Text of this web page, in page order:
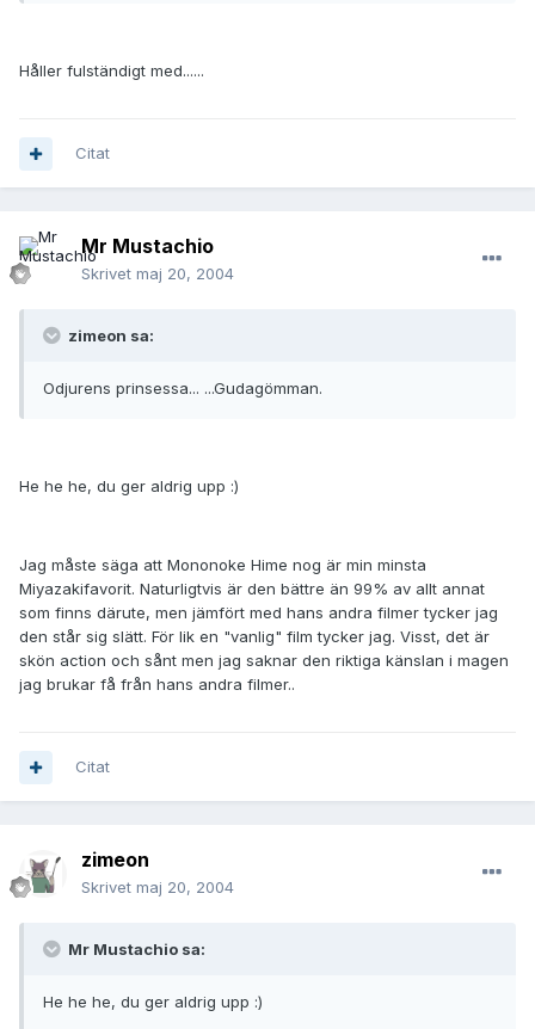
Håller fulständigt med......
Citat
Mr Mustachio
Skrivet maj 20, 2004
zimeon sa:
Odjurens prinsessa... ...Gudagömman.
He he he, du ger aldrig upp :)
Jag måste säga att Mononoke Hime nog är min minsta
Miyazakifavorit. Naturligtvis är den bättre än 99% av allt annat
som finns därute, men jämfört med hans andra filmer tycker jag
den står sig slätt. För lik en "vanlig" film tycker jag. Visst, det är
skön action och sånt men jag saknar den riktiga känslan i magen
jag brukar få från hans andra filmer..
Citat
zimeon
Skrivet maj 20, 2004
Mr Mustachio sa:
He he he, du ger aldrig upp :)